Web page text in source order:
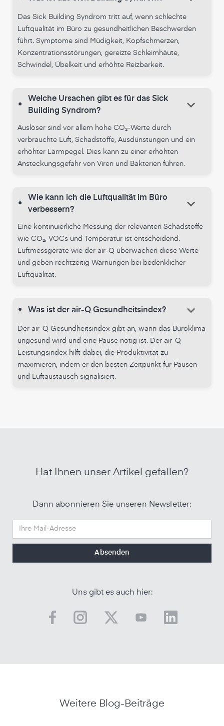
Das Sick Building Syndrom tritt auf, wenn schlechte
Luftqualität im Büro zu gesundheitlichen Beschwerden
führt. Symptome sind Müdigkeit, Kopfschmerzen,
Konzentrationsstörungen, gereizte Schleimhäute,
Schwindel, Übelkeit und erhöhte Reizbarkeit.
•
Welche Ursachen gibt es für das Sick
Building Syndrom?
keyboard_arrow_down
Auslöser sind vor allem hohe CO₂-Werte durch
verbrauchte Luft, Schadstoffe, Ausdünstungen und ein
erhöhter Lärmpegel. Dies kann zu einer erhöhten
Ansteckungsgefahr von Viren und Bakterien führen.
•
Wie kann ich die Luftqualität im Büro
verbessern?
keyboard_arrow_down
Eine kontinuierliche Messung der relevanten Schadstoffe
wie CO₂, VOCs und Temperatur ist entscheidend.
Luftmessgeräte wie der air-Q überwachen diese Werte
und geben rechtzeitig Warnungen bei bedenklicher
Luftqualität.
• Was ist der air-Q Gesundheitsindex? keyboard_arrow_down
Der air-Q Gesundheitsindex gibt an, wann das Büroklima
ungesund wird und eine Pause nötig ist. Der air-Q
Leistungsindex hilft dabei, die Produktivität zu
maximieren, indem er den besten Zeitpunkt für Pausen
und Luftaustausch signalisiert.
Hat Ihnen unser Artikel gefallen?
Dann abonnieren Sie unseren Newsletter:
Uns gibt es auch hier:
Weitere Blog-Beiträge